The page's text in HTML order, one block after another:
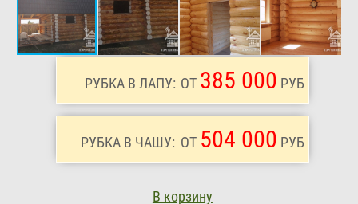
РУБКА В ЛАПУ: ОТ 385 000 РУБ
РУБКА В ЧАШУ: ОТ 504 000 РУБ
В корзину